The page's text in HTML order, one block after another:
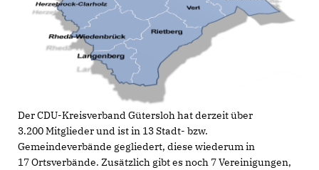
Der CDU-Kreisverband Gütersloh hat derzeit über
3.200 Mitglieder und ist in 13 Stadt- bzw.
Gemeindeverbände gegliedert, diese wiederum in
17 Ortsverbände. Zusätzlich gibt es noch 7 Vereinigungen,